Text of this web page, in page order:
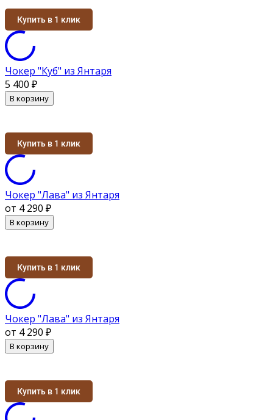
Купить в 1 клик
Чокер "Куб" из Янтаря
5 400 ₽
В корзину
Купить в 1 клик
Чокер "Лава" из Янтаря
от 4 290 ₽
В корзину
Купить в 1 клик
Чокер "Лава" из Янтаря
от 4 290 ₽
В корзину
Купить в 1 клик